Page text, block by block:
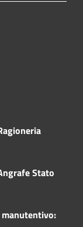
Stato
manutentivo: